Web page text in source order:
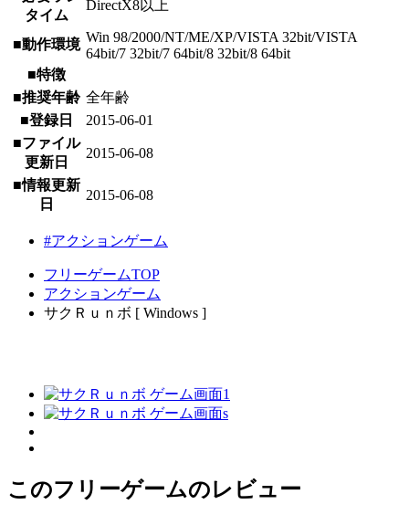
タイム
DirectX8以上
■動作環境 Win 98/2000/NT/ME/XP/VISTA 32bit/VISTA
64bit/7 32bit/7 64bit/8 32bit/8 64bit
■特徴
■推奨年齢 全年齢
■登録日
2015-06-01
■ファイル
更新日
2015-06-08
■情報更新
日
2015-06-08
#アクションゲーム
フリーゲームTOP
アクションゲーム
サクＲｕｎボ [ Windows ]
このフリーゲームのレビュー